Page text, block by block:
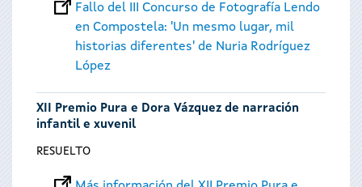
Fallo del III Concurso de Fotografía Lendo
en Compostela: 'Un mesmo lugar, mil
historias diferentes' de Nuria Rodríguez
López
XII Premio Pura e Dora Vázquez de narración
infantil e xuvenil
RESUELTO